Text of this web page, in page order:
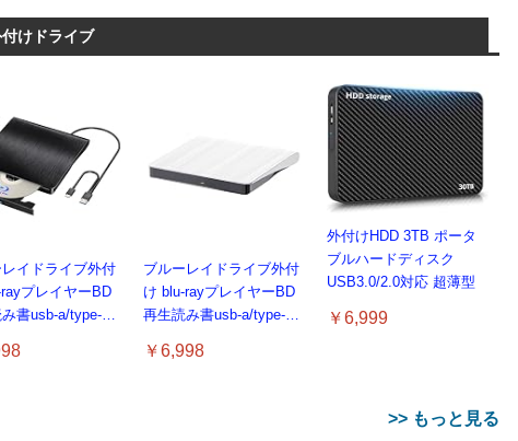
けドライブ
イドライブ外付
プレイヤーBD
書usb-a/type-c
11/MAC対応 ノー
ブルーレイドライブ外付
け blu-rayプレイヤーBD
再生読み書usb-a/type-c
応Win7-11/MAC対応 ノー
￥6,998
外付けHDD 3TB ポータ
ブルハードディスク
USB3.0/2.0対応 超薄型
￥6,999
>> もっと見る